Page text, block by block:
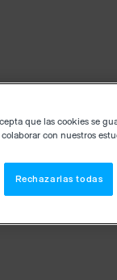
que las cookies se
con nuestros
Rechazarlas todas